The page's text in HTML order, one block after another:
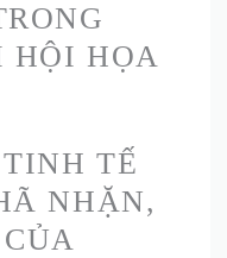
HỘI HỌA
TẾ
NHẶN,